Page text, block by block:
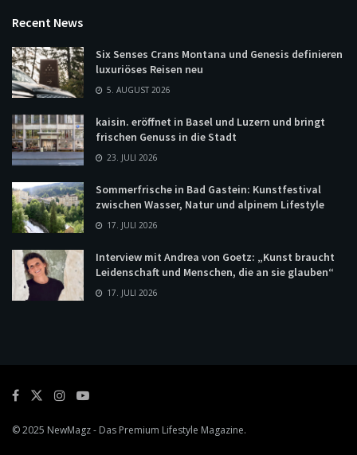
Recent News
Six Senses Crans Montana und Genesis definieren
luxuriöses Reisen neu
5. AUGUST 2026
kaisin. eröffnet in Basel und Luzern und bringt
frischen Genuss in die Stadt
23. JULI 2026
Sommerfrische in Bad Gastein: Kunstfestival
zwischen Wasser, Natur und alpinem Lifestyle
17. JULI 2026
Interview mit Andrea von Goetz: „Kunst braucht
Leidenschaft und Menschen, die an sie glauben“
17. JULI 2026
© 2025 NewMagz- Das Premium Lifestyle Magazine.